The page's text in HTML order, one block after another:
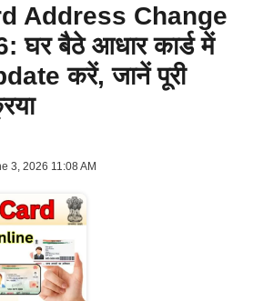
Address Change
घर बैठे आधार कार्ड में
करें, जानें पूरी
3, 2026 11:08 AM